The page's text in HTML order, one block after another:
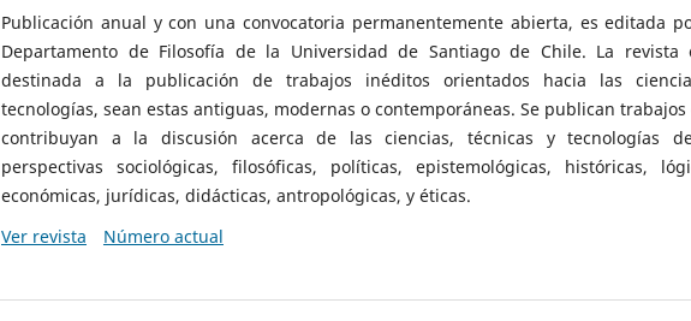
Publicación anual y con una convocatoria permanentemente abierta, es editada
Departamento de Filosofía de la Universidad de Santiago de Chile. La revista
destinada a la publicación de trabajos inéditos orientados hacia las
tecnologías, sean estas antiguas, modernas o contemporáneas. Se publican
contribuyan a la discusión acerca de las ciencias, técnicas y tecnologías
perspectivas sociológicas, filosóficas, políticas, epistemológicas, históricas,
económicas, jurídicas, didácticas, antropológicas, y éticas.
Ver revista
Número actual